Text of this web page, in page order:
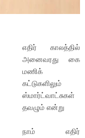
எதிர் காலத்தில்
அனைவரது கை
மணிக்
கட்டுகளிலும்
ஸ்மார்ட்வாட்சுகள்
தவழும் என்று
நாம் எதிர்